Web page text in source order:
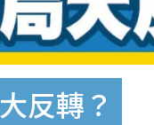
反轉？